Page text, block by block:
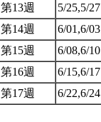
第13週 5/25,5/27
第14週
6/01,6/03
第15週
6/08,6/10
第16週
6/15,6/17
第17週
6/22,6/24